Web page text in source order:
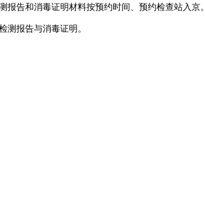
告和消毒证明材料按预约时间、预约检查站入京。
测报告与消毒证明。